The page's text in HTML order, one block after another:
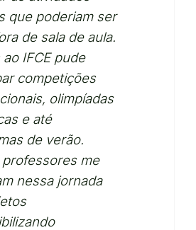
que poderiam ser
de sala de aula.
ao IFCE pude
competições
olimpíadas
e até
de verão.
me
nessa jornada